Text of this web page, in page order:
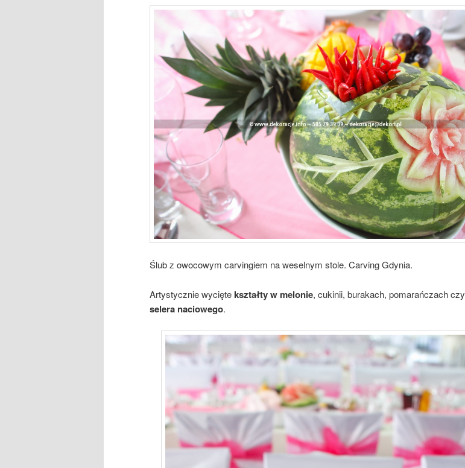
Ślub z owocowym carvingiem na weselnym stole. Carving Gdynia.
Artystycznie wyciętekształty w melonie, cukinii, burakach, pomarańczach czy
selera naciowego.